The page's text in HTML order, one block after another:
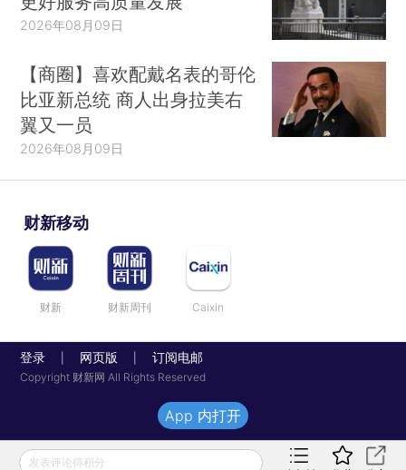
2026年08月09日
【商圈】喜欢配戴名表的哥伦
比亚新总统 商人出身拉美右
翼又一员
2026年08月09日
财新移动
财新 财新周刊 Caixin
登录 网页版 订阅电邮
Copyright 财新网 All Rights Reserved
发表评论得积分
App 内打开